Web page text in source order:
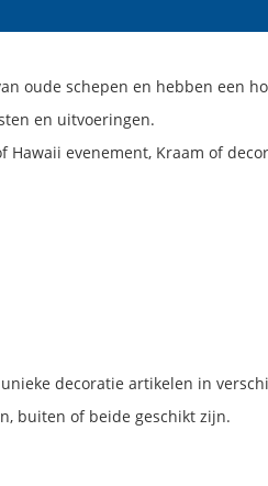
oude schepen en hebben een
en uitvoeringen.
Hawaii evenement, Kraam of
decoratie artikelen in
buiten of beide geschikt zijn.